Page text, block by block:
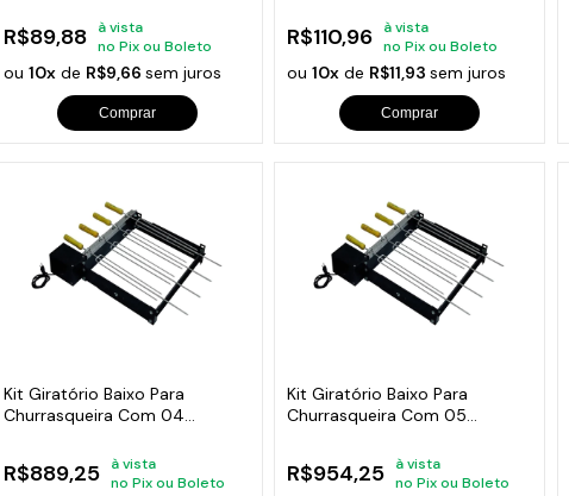
R$89,88
à vista
no Pix ou Boleto
ou10x de R$9,66sem juros
Comprar
R$110,96
à vista
no Pix ou Boleto
ou10x de R$11,93sem juros
Comprar
Kit Giratório Baixo Para
Churrasqueira Com 04
R$889,25
à vista
no Pix ou Boleto
Kit Giratório Baixo Para
Churrasqueira Com 05
R$954,25
à vista
no Pix ou Boleto